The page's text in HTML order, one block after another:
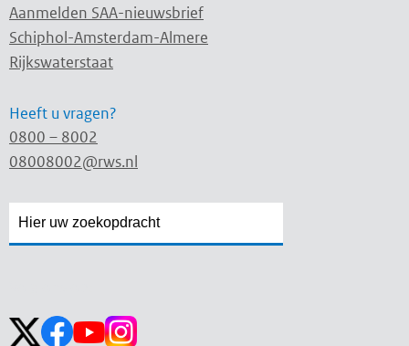
Aanmelden SAA-nieuwsbrief
Schiphol-Amsterdam-Almere
Rijkswaterstaat
Heeft u vragen?
0800 – 8002
08008002@rws.nl